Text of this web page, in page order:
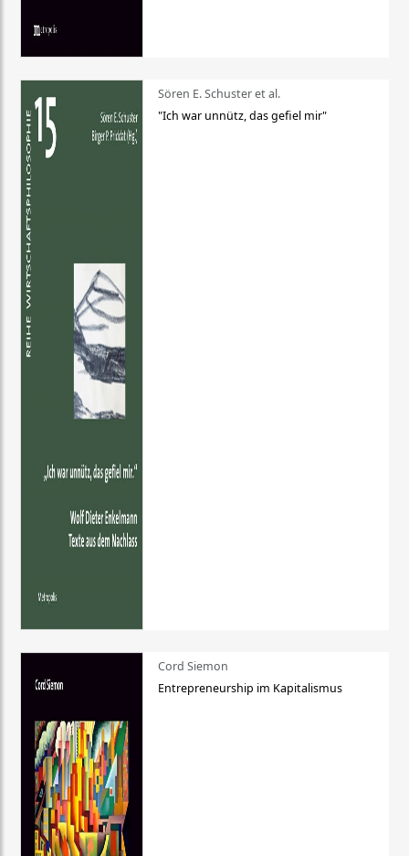
Sören E. Schuster et al.
"Ich war unnütz, das gefiel mir"
Cord Siemon
Entrepreneurship im Kapitalismus